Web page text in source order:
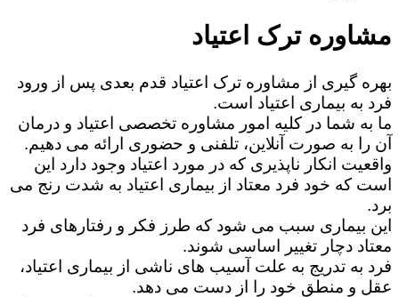
مشاوره ترک اعتیاد
بهره گیری از مشاوره ترک اعتیاد قدم بعدی پس از ورود
فرد به بیماری اعتیاد است.
ما به شما در کلیه امور مشاوره تخصصی اعتیاد و درمان
آن را به صورت آنلاین، تلفنی و حضوری ارائه می دهیم.
واقعیت انکار ناپذیری که در مورد اعتیاد وجود دارد این
است که خود فرد معتاد از بیماری اعتیاد به شدت رنج می
برد.
این بیماری سبب می شود که طرز فکر و رفتارهای فرد
معتاد دچار تغییر اساسی شوند.
فرد به تدریج به علت آسیب های ناشی از بیماری اعتیاد،
عقل و منطق خود را از دست می دهد.